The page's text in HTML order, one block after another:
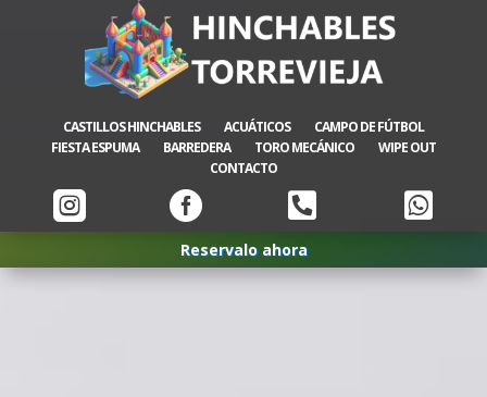
CASTILLOS HINCHABLES ACUÁTICOS
CAMPO DE FÚTBOL
FIESTA ESPUMA
BARREDERA TORO MECÁNICO
WIPE OUT
CONTACTO
   
Reservalo ahora